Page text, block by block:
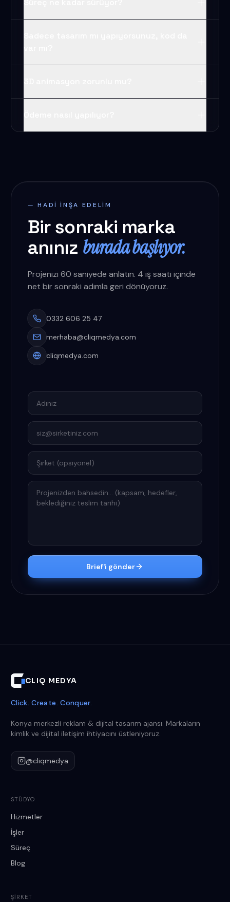
— HADI INŞA EDELIM
Bir sonraki marka
anınız burada başlıyor.
Projenizi 60 saniyede anlatın. 4 iş saati içinde
net bir sonraki adımla geri dönüyoruz.
0332 606 25 47
merhaba@cliqmedya.com
cliqmedya.com
Adınız
E-posta
Şirket
Projenizden bahsedin
Brief'i gönder
CLIQ MEDYA
Click. Create. Conquer.
Konya merkezli reklam & dijital tasarım ajansı. Markaların
kimlik ve dijital iletişim ihtiyacını üstleniyoruz.
@cliqmedya
STÜDYO
Hizmetler
İşler
Süreç
Blog
ŞIRKET